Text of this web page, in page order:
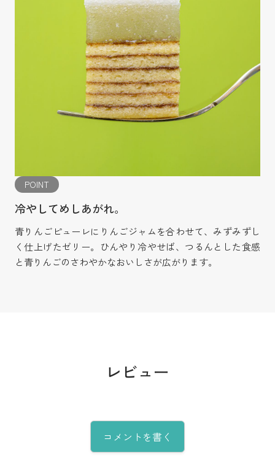
POINT
冷やしてめしあがれ。
青りんごピューレにりんごジャムを合わせて、みずみずし
く仕上げたゼリー。ひんやり冷やせば、つるんとした食感
と青りんごのさわやかなおいしさが広がります。
レビュー
コメントを書く